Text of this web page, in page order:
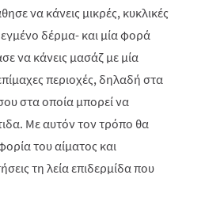
να κάνεις μικρές, κυκλικές
δέρμα- και μία φορά
να κάνεις μασάζ με μία
περιοχές, δηλαδή στα
στα οποία μπορεί να
Με αυτόν τον τρόπο θα
του αίματος και
τη λεία επιδερμίδα που